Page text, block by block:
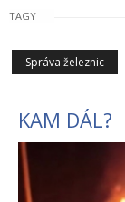
TAGY
Správa železnic
KAM DÁL?